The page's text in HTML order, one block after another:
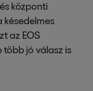
központi
késedelmes
az EOS
több jó válasz is